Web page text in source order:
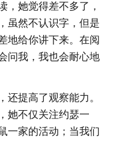
，她觉得差不多了，
虽然不认识字，但是
地给你讲下来。在阅
问我，我也会耐心地
还提高了观察能力。
她不仅关注约瑟一
一家的活动；当我们